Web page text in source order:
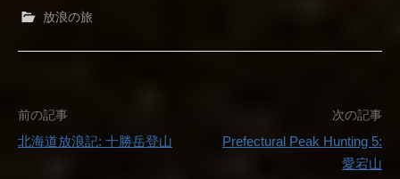
放浪の旅
投
稿
前の記事
北海道放浪記: 十勝岳登山
次の記事
Prefectural Peak Hunting 5:
愛宕山